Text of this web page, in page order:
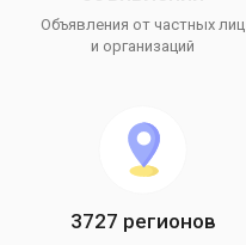
Объявления от частных лиц
и организаций
3727 регионов